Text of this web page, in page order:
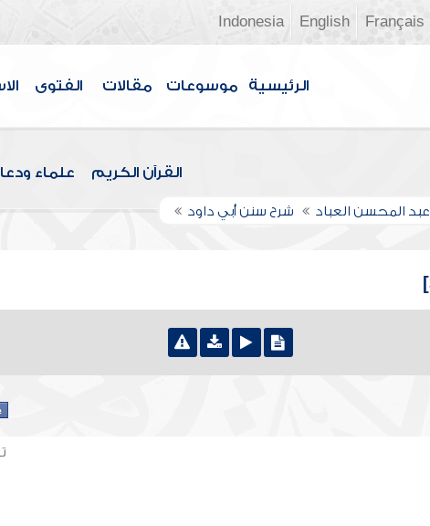
Français
English
Indonesia
الرئيسية موسوعات مقالات الفتوى
القرآن الكريم علماء
عبد المحسن العباد شرح سنن أبي داود